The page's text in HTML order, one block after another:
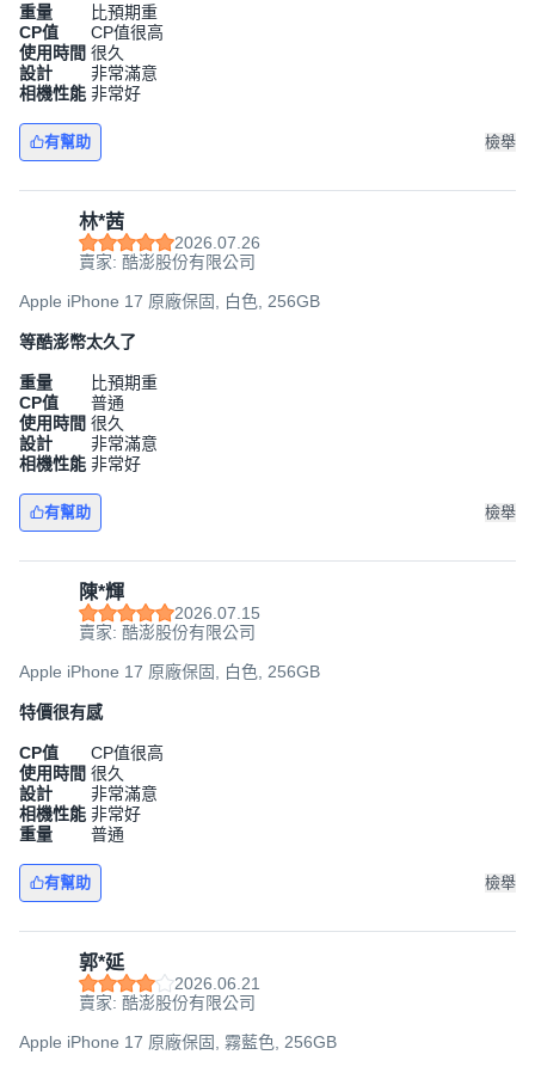
重量
比預期重
CP值
CP值很高
使用時間 很久
設計
非常滿意
相機性能 非常好
有幫助 檢舉
林*茜
2026.07.26
賣家: 酷澎股份有限公司
Apple iPhone 17 原廠保固, 白色, 256GB
等酷澎幣太久了
重量
比預期重
CP值
普通
使用時間 很久
設計
非常滿意
相機性能 非常好
有幫助 檢舉
陳*輝
2026.07.15
賣家: 酷澎股份有限公司
Apple iPhone 17 原廠保固, 白色, 256GB
特價很有感
CP值
CP值很高
使用時間 很久
設計
非常滿意
相機性能 非常好
重量
普通
有幫助 檢舉
郭*延
2026.06.21
賣家: 酷澎股份有限公司
Apple iPhone 17 原廠保固, 霧藍色, 256GB